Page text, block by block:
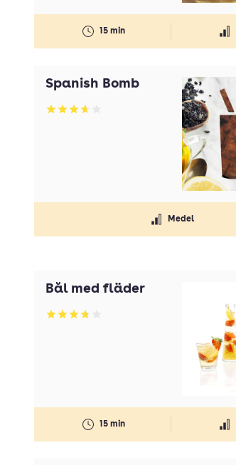
15 min
Spanish Bomb
Betyg: 3.67 av 5
Medel
Bål med fläder
Betyg: 3.83 av 5
15 min